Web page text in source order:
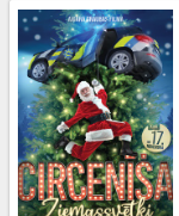
B2B
Kino
Klubs